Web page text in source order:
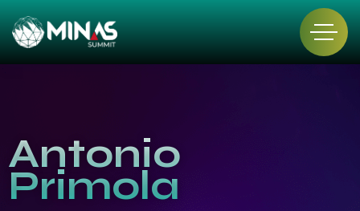
Antonio
Primola